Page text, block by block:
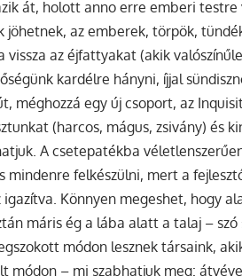
át, holott anno erre emberi testre
az emberek, törpök,
az éjfattyakat (akik
kardélre hányni, íjjal
méghozzá egy új csoport, az
(harcos, mágus, zsivány) és
A csetepatékba
mindenre felkészülni, mert a
Könnyen megeshet, hogy
máris ég a lába alatt a talaj – szó
módon lesznek társaink,
módon – mi szabhatjuk meg: